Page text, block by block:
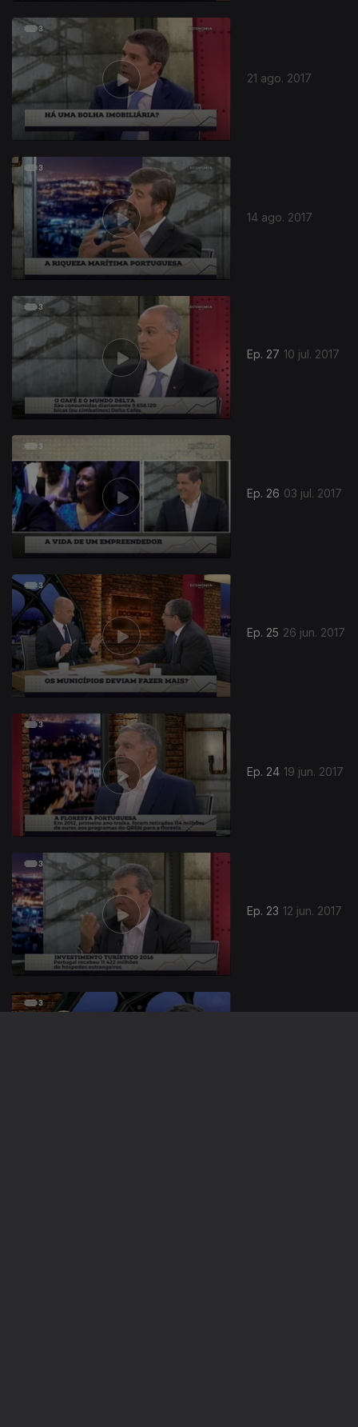
21 ago. 2017
14 ago. 2017
Ep. 27 10 jul. 2017
Ep. 26 03 jul. 2017
Ep. 25 26 jun. 2017
Ep. 24 19 jun. 2017
Ep. 23 12 jun. 2017
293311